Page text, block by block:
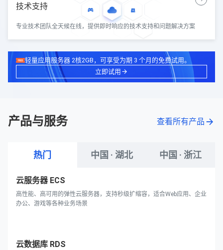
技术支持
专业技术团队全天候在线，提供即时响应的技术支持和问题解决方案
轻量应用服务器 2核2GB，可享受为期 3 个月的免费试用。
立即试用
产品与服务 查看所有产品
热门 中国 · 湖北 中国 · 浙江
云服务器 ECS
高性能、高可用的弹性云服务器，支持秒级扩缩容，适合Web应用、企业
办公、游戏等各种业务场景
云数据库 RDS